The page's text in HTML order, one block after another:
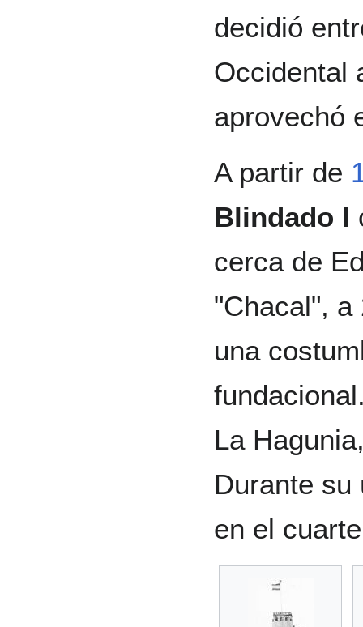
decidió
Occidental
aprovechó
A partir de
Blindado I
cerca de
"Chacal", a
una
La
Durante su
en el